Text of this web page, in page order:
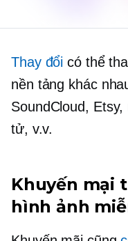
Thay đổi có thể
nền tảng khác
SoundCloud,
tử, v.v.
Khuyến mại
hình ảnh